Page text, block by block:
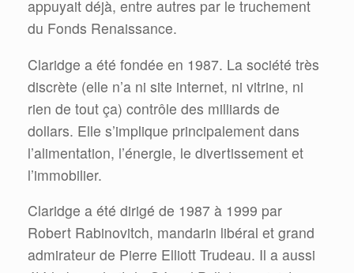
appuyait déjà, entre autres par le truchement
du Fonds Renaissance.
Claridge a été fondée en 1987. La société très
discrète (elle n’a ni site internet, ni vitrine, ni
rien de tout ça) contrôle des milliards de
dollars. Elle s’implique principalement dans
l’alimentation, l’énergie, le divertissement et
l’immobilier.
Claridge a été dirigé de 1987 à 1999 par
Robert Rabinovitch, mandarin libéral et grand
admirateur de Pierre Elliott Trudeau. Il a aussi